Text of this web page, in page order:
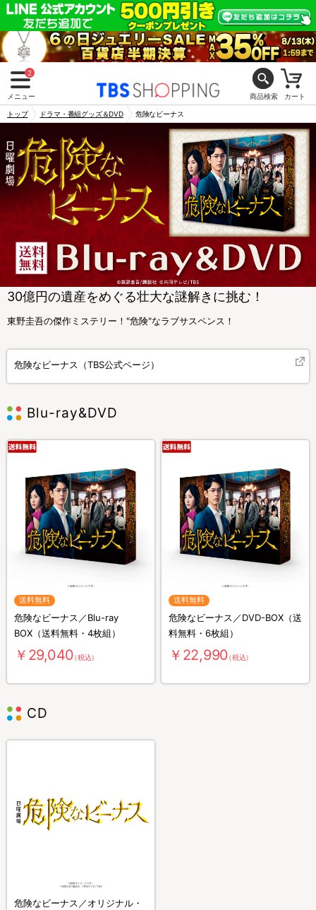
2
メニュー 商品検索 カート
トップ ドラマ・番組グッズ＆DVD 危険なビーナス
30億円の遺産をめぐる壮大な謎解きに挑む！
東野圭吾の傑作ミステリー！"危険"なラブサスペンス！
危険なビーナス（TBS公式ページ）
Blu-ray&DVD
送料無料
危険なビーナス／Blu-ray
BOX（送料無料・4枚組）
￥29,040（税込）
送料無料
危険なビーナス／DVD-BOX（送
料無料・6枚組）
￥22,990（税込）
CD
危険なビーナス／オリジナル・